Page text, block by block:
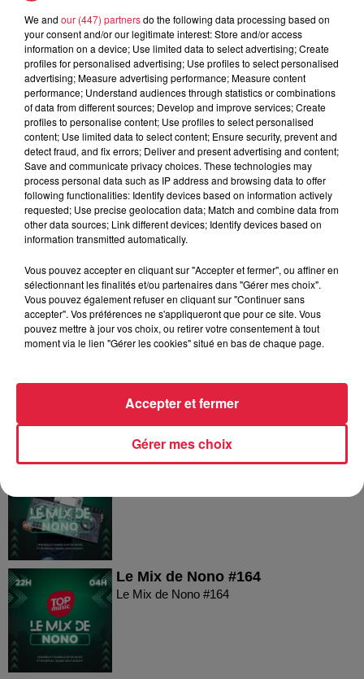
5 août 2026
Europa-Park : des précisons sur
l’après Euro-Mir
Dans la même série
Le Mix de Nono #167
Le Mix de Nono #166
Le Mix de Nono #165
Le Mix de Nono #164
Le Mix de Nono #164
We and our (447) partnersdo the following data processing based on
your consent and/or our legitimate interest: Store and/or access
information on a device; Use limited data to select advertising; Create
profiles for personalised advertising; Use profiles to select personalised
advertising; Measure advertising performance; Measure content
performance; Understand audiences through statistics or combinations
of data from different sources; Develop and improve services; Create
profiles to personalise content; Use profiles to select personalised
content; Use limited data to select content; Ensure security, prevent and
detect fraud, and fix errors; Deliver and present advertising and content;
Save and communicate privacy choices. These technologies may
process personal data such as IP address and browsing data to offer
following functionalities: Identify devices based on information actively
requested; Use precise geolocation data; Match and combine data from
other data sources; Link different devices; Identify devices based on
information transmitted automatically.
Vous pouvez accepter en cliquant sur "Accepter et fermer", ou affiner en
sélectionnant les finalités et/ou partenaires dans "Gérer mes choix".
Vous pouvez également refuser en cliquant sur "Continuer sans
accepter". Vos préférences ne s'appliqueront que pour ce site. Vous
pouvez mettre à jour vos choix, ou retirer votre consentement à tout
moment via le lien "Gérer les cookies" situé en bas de chaque page.
Gérer mes choix
Accepter et fermer